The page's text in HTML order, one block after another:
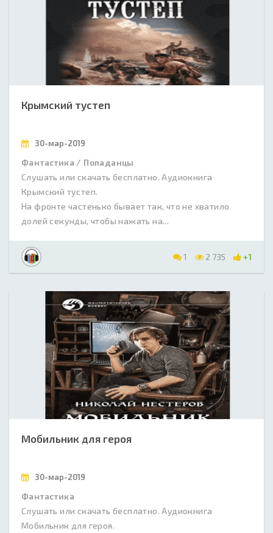
Крымский тустеп
30-мар-2019
Фантастика / Попаданцы
Слушать или скачать бесплатно. Аудиокнига
Крымский тустеп.
На фронте частенько бывает так, что не хватило
долей секунды, чтобы нажать на...
1 2 735 +1
Мобильник для героя
30-мар-2019
Фантастика
Слушать или скачать бесплатно. Аудиокнига
Мобильник для героя.